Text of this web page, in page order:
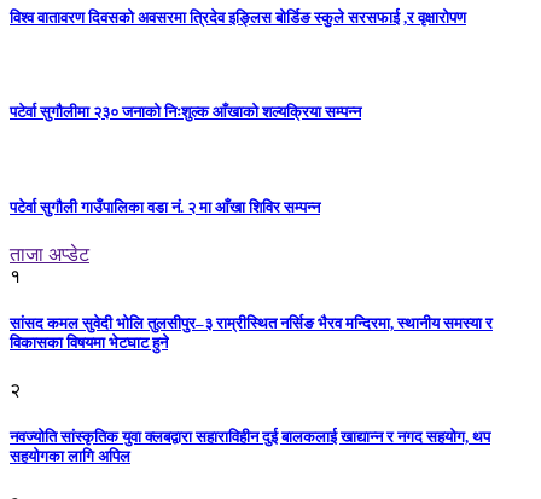
विश्व वातावरण दिवसको अवसरमा त्रिदेव इङ्लिस बोर्डिङ स्कुले सरसफाई ,र वृक्षारोपण
पटेर्वा सुगौलीमा २३० जनाको निःशुल्क आँखाको शल्यक्रिया सम्पन्न
पटेर्वा सुगौली गाउँपालिका वडा नं. २ मा आँखा शिविर सम्पन्न
ताजा अप्डेट
१
सांसद कमल सुवेदी भोलि तुलसीपुर–३ राम्रीस्थित नर्सिङ भैरव मन्दिरमा, स्थानीय समस्या र
विकासका विषयमा भेटघाट हुने
२
नवज्योति सांस्कृतिक युवा क्लबद्वारा सहाराविहीन दुई बालकलाई खाद्यान्न र नगद सहयोग, थप
सहयोगका लागि अपिल